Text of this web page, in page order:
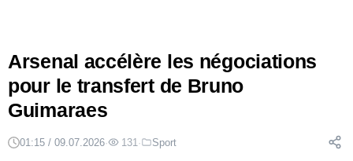
Arsenal accélère les négociations
pour le transfert de Bruno
Guimaraes
01:15 / 09.07.2026· 131 · Sport